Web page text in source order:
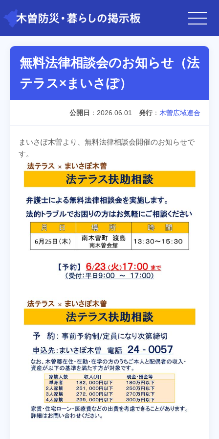
無料法律相談会のお知らせ（法
テラス×まいさぽ）
公開日 2026.06.01 発行 木曽広域連合
まいさぽ木曽より、無料法律相談会開催のお知らせで
す。